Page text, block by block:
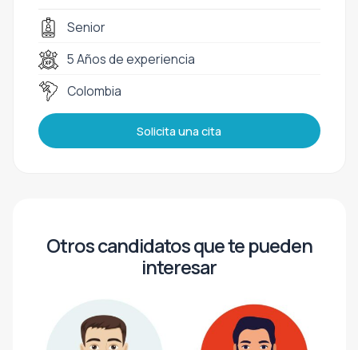
Senior
5 Años de experiencia
Colombia
Solicita una cita
Otros candidatos que te pueden
interesar